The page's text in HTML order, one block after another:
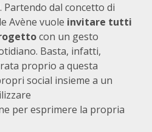
dal concetto di
Avène vuole invitare tutti
con un gesto
Basta, infatti,
proprio a questa
social insieme a un
per esprimere la propria